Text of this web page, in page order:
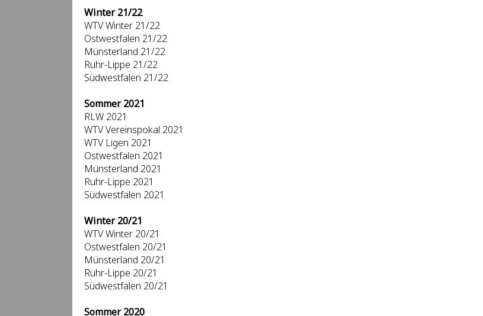
Winter 21/22
WTV Winter 21/22
Ostwestfalen 21/22
Münsterland 21/22
Ruhr-Lippe 21/22
Südwestfalen 21/22
Sommer 2021
RLW 2021
WTV Vereinspokal 2021
WTV Ligen 2021
Ostwestfalen 2021
Münsterland 2021
Ruhr-Lippe 2021
Südwestfalen 2021
Winter 20/21
WTV Winter 20/21
Ostwestfalen 20/21
Münsterland 20/21
Ruhr-Lippe 20/21
Südwestfalen 20/21
Sommer 2020